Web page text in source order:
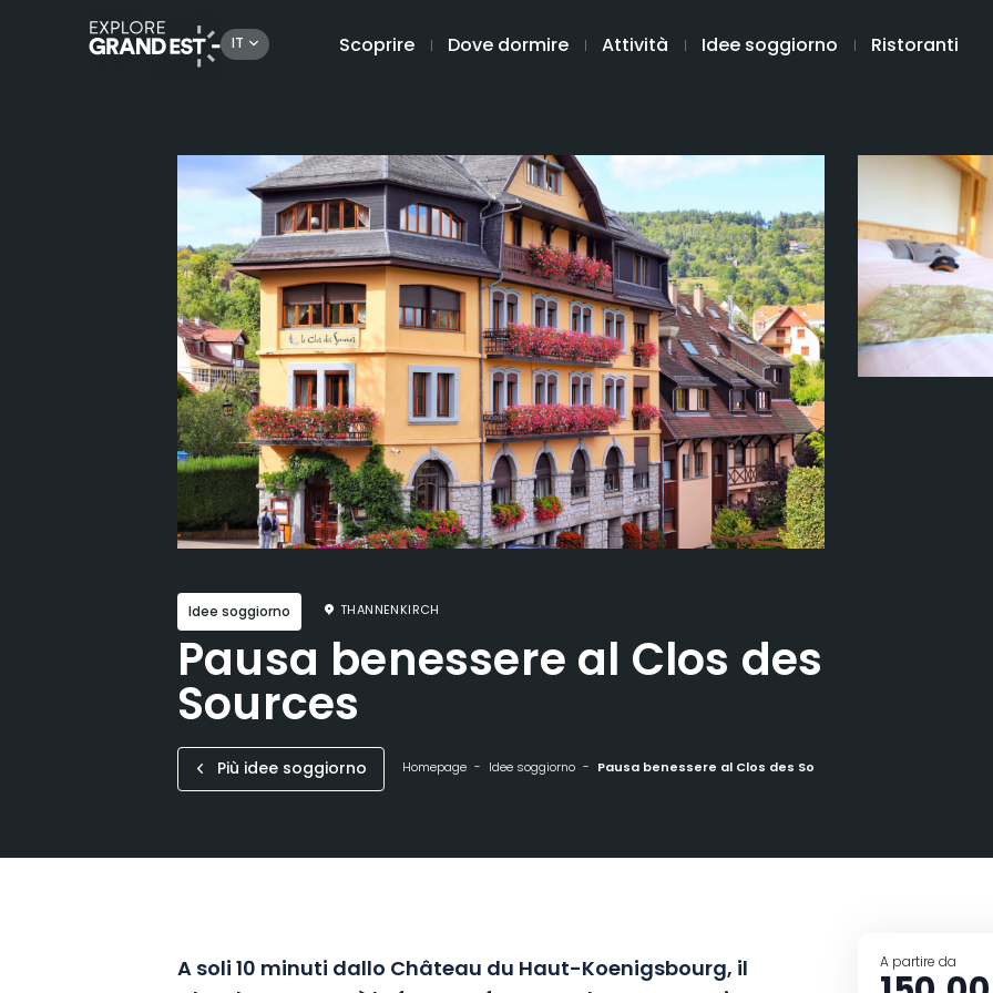
IT Scoprire Dove dormire Attività Idee soggiorno Ristoranti
Idee soggiorno THANNENKIRCH
Pausa benessere al Clos des
Sources
Più idee soggiorno Homepage Idee soggiorno Pausa benessere al Clos des Sources
A soli 10 minuti dallo Château du Haut-Koenigsbourg, il
A partire da